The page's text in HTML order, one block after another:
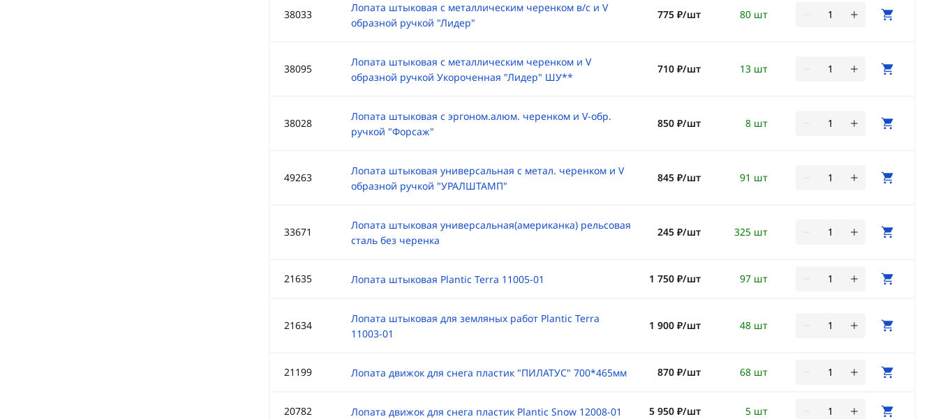
38033
Лопата штыковая с металлическим черенком в/с и V
образной ручкой "Лидер"
80 шт
775 ₽/шт
38095
Лопата штыковая с металлическим черенком и V
образной ручкой Укороченная "Лидер" ШУ**
13 шт
710 ₽/шт
38028
Лопата штыковая с эргоном.алюм. черенком и V-обр.
ручкой "Форсаж"
8 шт
850 ₽/шт
49263
Лопата штыковая универсальная с метал. черенком и V
образной ручкой "УРАЛШТАМП"
91 шт
845 ₽/шт
33671
Лопата штыковая универсальная(американка) рельсовая
сталь без черенка
325 шт
245 ₽/шт
21635 Лопата штыковая Plantic Terra 11005-01 97 шт
1 750 ₽/шт
21634
Лопата штыковая для земляных работ Plantic Terra
11003-01
48 шт
1 900 ₽/шт
21199 Лопата движок для снега пластик "ПИЛАТУС" 700*465мм 68 шт
870 ₽/шт
20782 Лопата движок для снега пластик Plantic Snow 12008-01 5 шт
5 950 ₽/шт